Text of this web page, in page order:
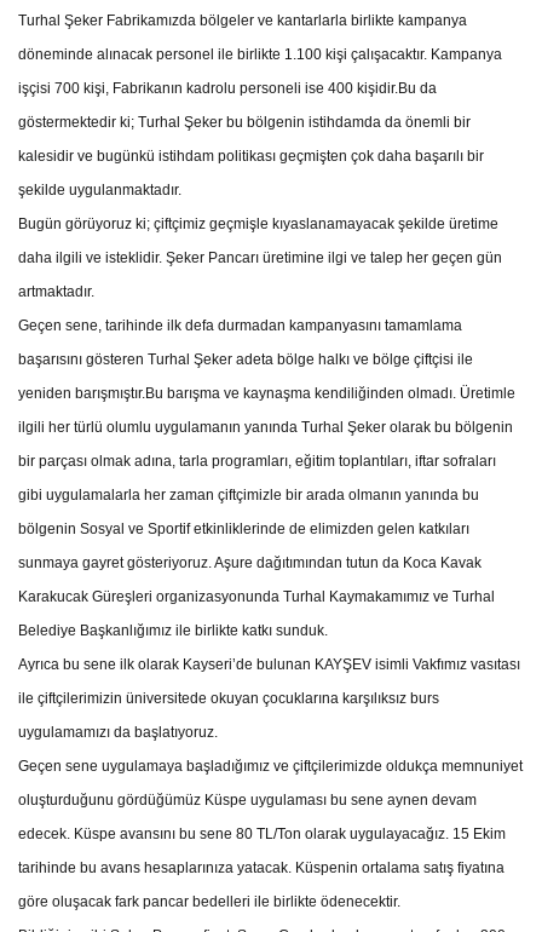
Turhal Şeker Fabrikamızda bölgeler ve kantarlarla birlikte kampanya
döneminde alınacak personel ile birlikte 1.100 kişi çalışacaktır. Kampanya
işçisi 700 kişi, Fabrikanın kadrolu personeli ise 400 kişidir.Bu da
göstermektedir ki; Turhal Şeker bu bölgenin istihdamda da önemli bir
kalesidir ve bugünkü istihdam politikası geçmişten çok daha başarılı bir
şekilde uygulanmaktadır.
Bugün görüyoruz ki; çiftçimiz geçmişle kıyaslanamayacak şekilde üretime
daha ilgili ve isteklidir. Şeker Pancarı üretimine ilgi ve talep her geçen gün
artmaktadır.
Geçen sene, tarihinde ilk defa durmadan kampanyasını tamamlama
başarısını gösteren Turhal Şeker adeta bölge halkı ve bölge çiftçisi ile
yeniden barışmıştır.Bu barışma ve kaynaşma kendiliğinden olmadı. Üretimle
ilgili her türlü olumlu uygulamanın yanında Turhal Şeker olarak bu bölgenin
bir parçası olmak adına, tarla programları, eğitim toplantıları, iftar sofraları
gibi uygulamalarla her zaman çiftçimizle bir arada olmanın yanında bu
bölgenin Sosyal ve Sportif etkinliklerinde de elimizden gelen katkıları
sunmaya gayret gösteriyoruz. Aşure dağıtımından tutun da Koca Kavak
Karakucak Güreşleri organizasyonunda Turhal Kaymakamımız ve Turhal
Belediye Başkanlığımız ile birlikte katkı sunduk.
Ayrıca bu sene ilk olarak Kayseri’de bulunan KAYŞEV isimli Vakfımız vasıtası
ile çiftçilerimizin üniversitede okuyan çocuklarına karşılıksız burs
uygulamamızı da başlatıyoruz.
Geçen sene uygulamaya başladığımız ve çiftçilerimizde oldukça memnuniyet
oluşturduğunu gördüğümüz Küspe uygulaması bu sene aynen devam
edecek. Küspe avansını bu sene 80 TL/Ton olarak uygulayacağız. 15 Ekim
tarihinde bu avans hesaplarınıza yatacak. Küspenin ortalama satış fiyatına
göre oluşacak fark pancar bedelleri ile birlikte ödenecektir.